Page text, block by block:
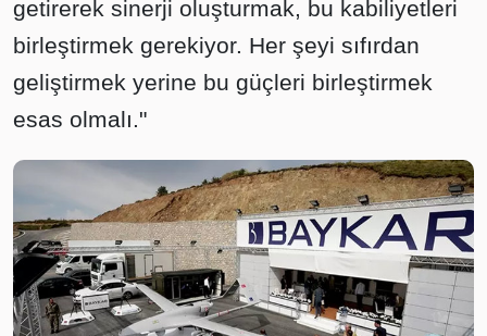
getirerek sinerji oluşturmak, bu kabiliyetleri
birleştirmek gerekiyor. Her şeyi sıfırdan
geliştirmek yerine bu güçleri birleştirmek
esas olmalı."